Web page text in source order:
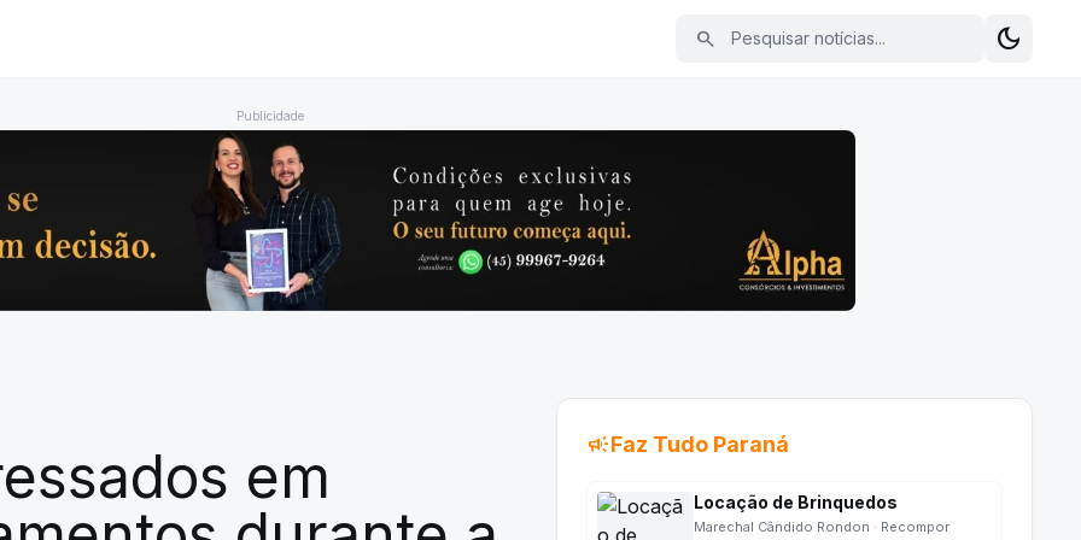
Pesquisar notícias
search dark_mode
Publicidade
em
campaignFaz Tudo Paraná
Locação de Brinquedos
Marechal Cândido Rondon · Recompor